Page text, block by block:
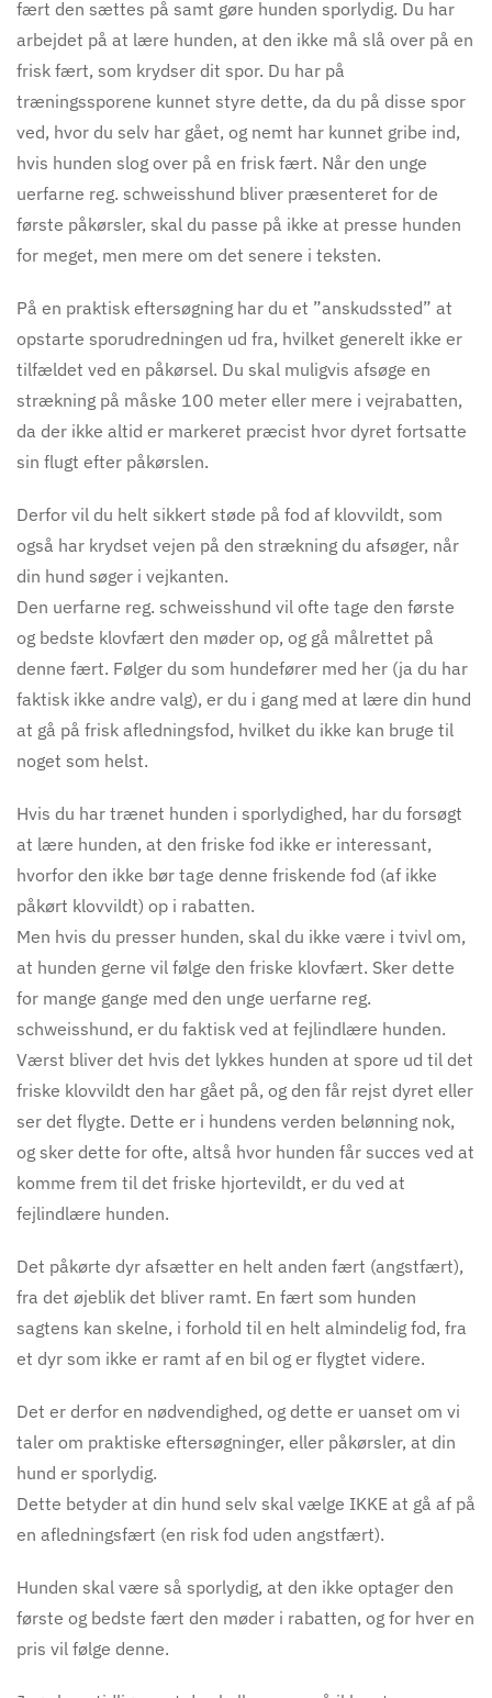
fært den sættes på samt gøre hunden sporlydig. Du har
arbejdet på at lære hunden, at den ikke må slå over på en
frisk fært, som krydser dit spor. Du har på
træningssporene kunnet styre dette, da du på disse spor
ved, hvor du selv har gået, og nemt har kunnet gribe ind,
hvis hunden slog over på en frisk fært. Når den unge
uerfarne reg. schweisshund bliver præsenteret for de
første påkørsler, skal du passe på ikke at presse hunden
for meget, men mere om det senere i teksten.
På en praktisk eftersøgning har du et ”anskudssted” at
opstarte sporudredningen ud fra, hvilket generelt ikke er
tilfældet ved en påkørsel. Du skal muligvis afsøge en
strækning på måske 100 meter eller mere i vejrabatten,
da der ikke altid er markeret præcist hvor dyret fortsatte
sin flugt efter påkørslen.
Derfor vil du helt sikkert støde på fod af klovvildt, som
også har krydset vejen på den strækning du afsøger, når
din hund søger i vejkanten.
Den uerfarne reg. schweisshund vil ofte tage den første
og bedste klovfært den møder op, og gå målrettet på
denne fært. Følger du som hundefører med her (ja du har
faktisk ikke andre valg), er du i gang med at lære din hund
at gå på frisk afledningsfod, hvilket du ikke kan bruge til
noget som helst.
Hvis du har trænet hunden i sporlydighed, har du forsøgt
at lære hunden, at den friske fod ikke er interessant,
hvorfor den ikke bør tage denne friskende fod (af ikke
påkørt klovvildt) op i rabatten.
Men hvis du presser hunden, skal du ikke være i tvivl om,
at hunden gerne vil følge den friske klovfært. Sker dette
for mange gange med den unge uerfarne reg.
schweisshund, er du faktisk ved at fejlindlære hunden.
Værst bliver det hvis det lykkes hunden at spore ud til det
friske klovvildt den har gået på, og den får rejst dyret eller
ser det flygte. Dette er i hundens verden belønning nok,
og sker dette for ofte, altså hvor hunden får succes ved at
komme frem til det friske hjortevildt, er du ved at
fejlindlære hunden.
Det påkørte dyr afsætter en helt anden fært (angstfært),
fra det øjeblik det bliver ramt. En fært som hunden
sagtens kan skelne, i forhold til en helt almindelig fod, fra
et dyr som ikke er ramt af en bil og er flygtet videre.
Det er derfor en nødvendighed, og dette er uanset om vi
taler om praktiske eftersøgninger, eller påkørsler, at din
hund er sporlydig.
Dette betyder at din hund selv skal vælge IKKE at gå af på
en afledningsfært (en risk fod uden angstfært).
Hunden skal være så sporlydig, at den ikke optager den
første og bedste fært den møder i rabatten, og for hver en
pris vil følge denne.